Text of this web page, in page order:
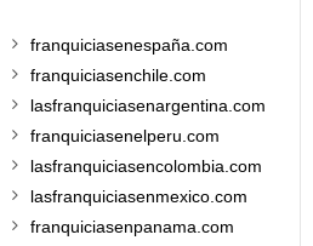
franquiciasenespaña.com
franquiciasenchile.com
lasfranquiciasenargentina.com
franquiciasenelperu.com
lasfranquiciasencolombia.com
lasfranquiciasenmexico.com
franquiciasenpanama.com